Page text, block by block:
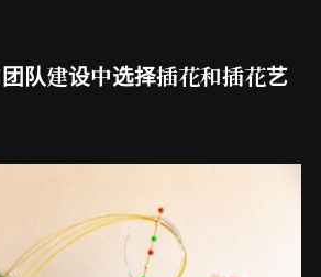
队建设中选择插花和插花艺